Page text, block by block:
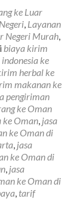
about
Jasa
Ekspedisi
Pengiriman
Barang
Ke
Oman
Murah
ke Luar
, Layanan
Negeri Murah,
biaya kirim
ke
herbal ke
makanan ke
pengiriman
ke Oman
ke Oman, jasa
ke Oman di
, jasa
ke Oman di
, jasa
ke Oman di
, tarif